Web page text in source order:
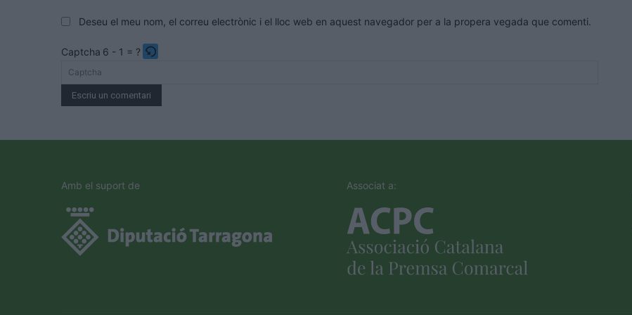
Deseu el meu nom, el correu electrònic i el lloc web en aquest navegador per a la propera vegada que comenti.
Captcha 6 - 1 = ?
Please
enter
the
to
verify
that
you
Amb el suport de Associat a: